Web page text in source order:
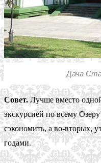
Дача
Совет.Лучше вместо
экскурсией по всему
сэкономить, а во-вторых,
годами.